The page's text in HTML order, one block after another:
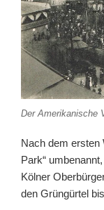
Der Amerikanische
Nach dem ersten
Park“
Kölner
den Grüngürtel